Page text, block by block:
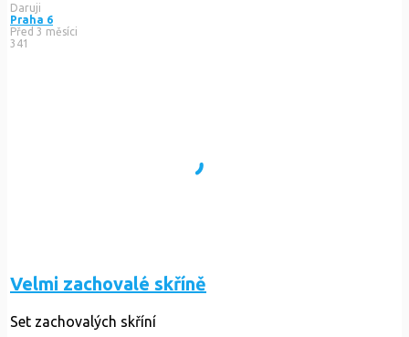
Daruji
Praha 6
Před 3 měsíci
341
Velmi zachovalé skříně
Set zachovalých skříní